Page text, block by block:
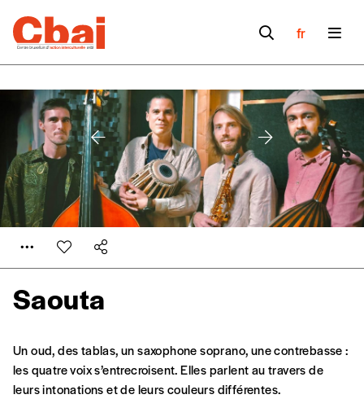
fr
Saouta
Formulaire de
commande
Un oud, des tablas, un saxophone soprano, une contrebasse :
les quatre voix s’entrecroisent. Elles parlent au travers de
leurs intonations et de leurs couleurs différentes.